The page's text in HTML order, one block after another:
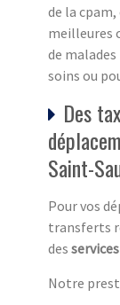
de la
meilleures
de
soins ou
Des
Saint-
Pour vos
transferts
des
Notre